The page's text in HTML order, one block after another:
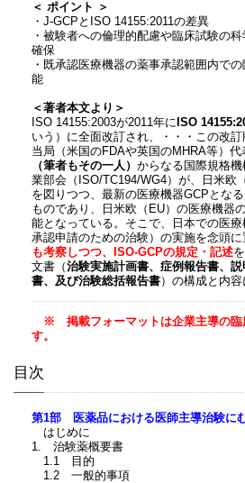
＜ ポイント ＞
・J-GCPとISO 14155:2011の差異
・被験者への倫理的配慮や臨床試験の
確保
・既承認医療機器の薬事承認範囲内で
能
＜著者本文より＞
ISO 14155:2003が2011年に ISO
いう）に全面改訂され、・・・この改
当局（米国のFDAや英国のMHRA等）代
（筆者もその一人） からなる国際規格
業部会（ISO/TC194/WG4）が、日米欧
を図りつつ、最新の医療機器GCPとな
ものであり、日米欧（EU）の医療機器
能となっている。そこで、
日本での医
承認申請のための治験）の実施を念頭に
も考察しつつ、ISO-GCPの規定・記述
文書（治験実施計画書、症例報告書、
書、及び治験総括報告書）の構成と内容
※ 掲載フォーマットは企業主導の臨
す。
目次
第1部 医薬品における医師主導治験に
はじめに
1. 治験薬概要書
1.1 目的
1.2 一般的事項